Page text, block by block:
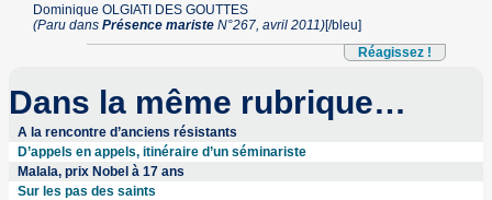
Dominique OLGIATI DES GOUTTES
(Paru dansPrésence mariste N°267, avril 2011)[/bleu]
Réagissez !
Dans la même rubrique…
A la rencontre d’anciens résistants
D’appels en appels, itinéraire d’un séminariste
Malala, prix Nobel à 17 ans
Sur les pas des saints